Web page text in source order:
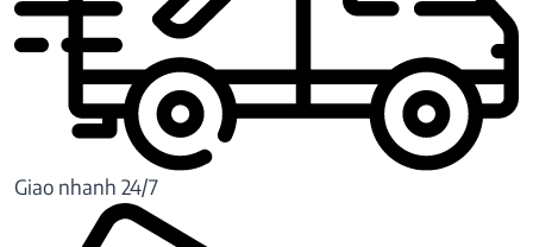
Giao nhanh 24/7